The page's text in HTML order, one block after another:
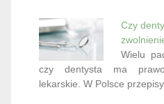
Czy
Wielu
czy dentysta ma
lekarskie. W Polsce